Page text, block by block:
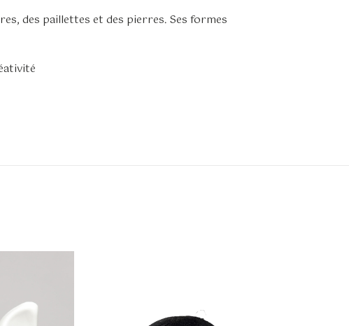
des paillettes et des pierres. Ses formes